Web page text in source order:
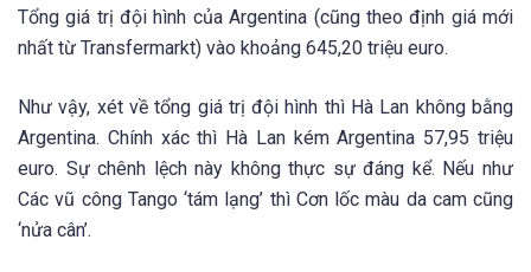
Tổng giá trị đội hình của Argentina (cũng theo định giá mới
nhất từ Transfermarkt) vào khoảng 645,20 triệu euro.
Như vậy, xét về tổng giá trị đội hình thì Hà Lan không bằng
Argentina. Chính xác thì Hà Lan kém Argentina 57,95 triệu
euro. Sự chênh lệch này không thực sự đáng kể. Nếu như
Các vũ công Tango ‘tám lạng’ thì Cơn lốc màu da cam cũng
‘nửa cân’.